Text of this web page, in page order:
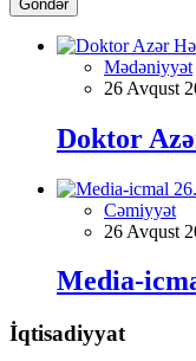
Göndər
Mədəniyyət
26 Avqust
Doktor
Cəmiyyət
26 Avqust
Media-
İqtisadiyyat